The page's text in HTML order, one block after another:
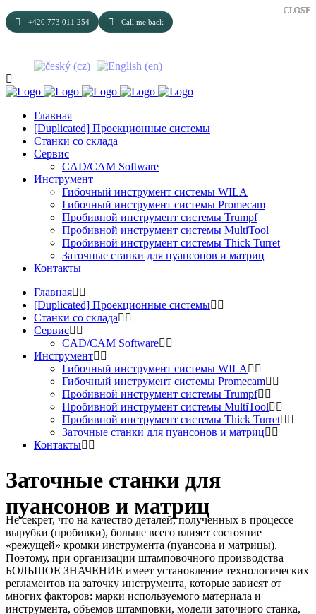
+420 773 011 254 Call me back
Главная
[Duplicated] Проекционные системы
Станки cо cклада
Сервис
CAD/CAM Software
Инструмент
Гибочный инструмент системы WILA
Гибочный инструмент системы Promecam
Пробивной инструмент системы Trumpf
Пробивной инструмент системы MultiTool
Пробивной инструмент системы Thick Turret
Заточные станки для пуансонов и матриц
Контакты
Главная
[Duplicated] Проекционные системы
Станки cо cклада
Сервис
CAD/CAM Software
Инструмент
Гибочный инструмент системы WILA
Гибочный инструмент системы Promecam
Пробивной инструмент системы Trumpf
Пробивной инструмент системы MultiTool
Пробивной инструмент системы Thick Turret
Заточные станки для пуансонов и матриц
Контакты
Заточные станки для
пуансонов и матриц
Не секрет, что на качество деталей, полученных в процессе
вырубки (пробивки), больше всего влияет состояние
«режущей» кромки инструмента (пуансона и матрицы).
Поэтому, при организации штамповочного производства
БОЛЬШОЕ ЗНАЧЕНИЕ имеет установление технологических
регламентов на заточку инструмента, которые зависят от
многих факторов: марки используемого материала и
инструмента, объемов штамповки, модели заточного станка,
CLOSE
CLOSE
CLOSE
CLOSE
CLOSE